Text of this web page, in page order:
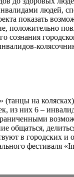
людей,
показать
положительно
сознания
(танцы на
из них 6 –
общаться,
в городских и
фестиваля